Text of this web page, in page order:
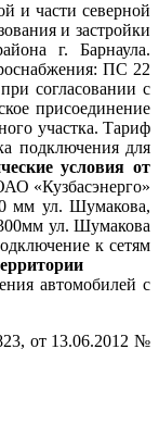
и части северной
и застройки
г. Барнаула.
ПС 22
согласовании с
присоединение
участка. Тариф
подключения для
условия от
«Кузбасэнерго»
мм ул. Шумакова,
ул. Шумакова
к сетям
автомобилей с
от 13.06.2012 №